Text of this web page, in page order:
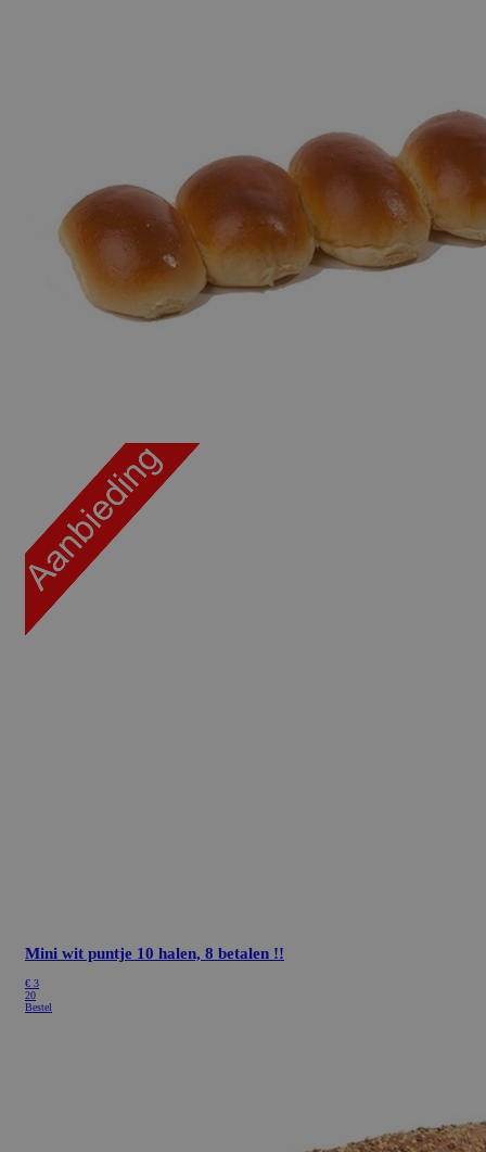
Mini wit puntje 10 halen, 8 betalen !!
€ 3
20
Bestel